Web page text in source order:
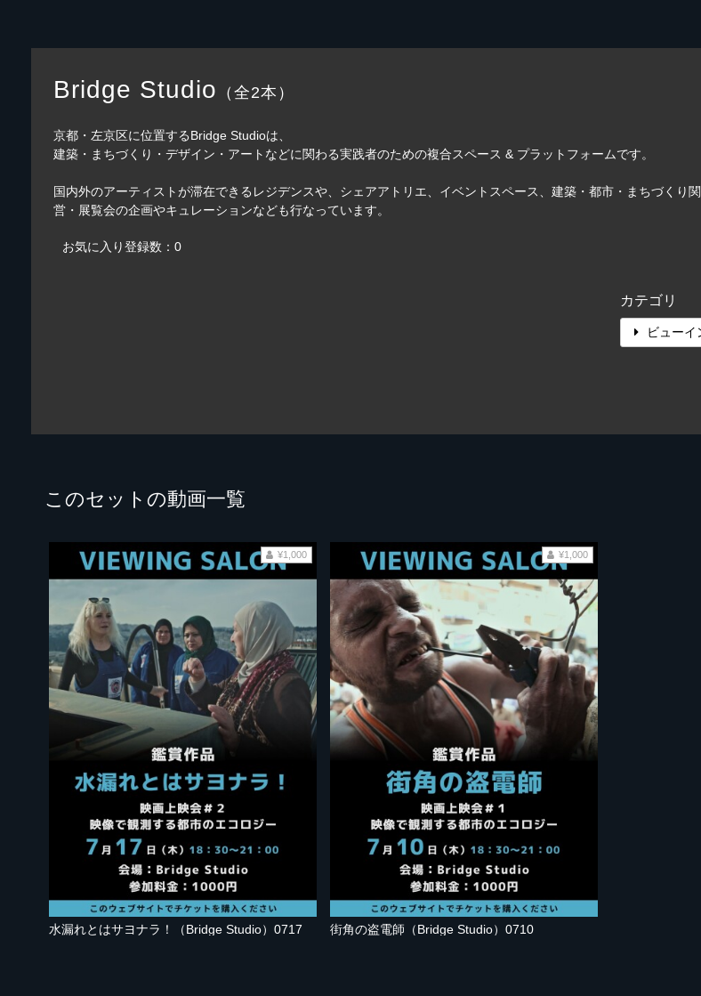
Bridge Studio （全2本）
京都・左京区に位置するBridge Studioは、
建築・まちづくり・デザイン・アートなどに関わる実践者のための複合スペース & プラットフォームです。
国内外のアーティストが滞在できるレジデンスや、シェアアトリエ、イベントスペース、建築・都市・まちづく
営・展覧会の企画やキュレーションなども行なっています。
お気に入り登録数：0
カテゴリ
ビューイ
このセットの動画一覧
水漏れとはサヨナラ！（Bridge Studio）0717
¥1,000
街角の盗電師（Bridge Studio）0710
¥1,000